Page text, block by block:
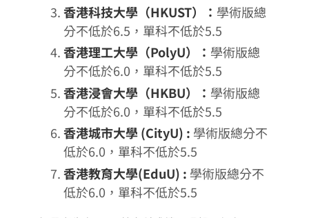
香港科技大學（HKUST）： 學術版總
分不低於6.5，單科不低於5.5
香港理工大學（PolyU）： 學術版總
分不低於6.0，單科不低於5.5
香港浸會大學（HKBU）： 學術版總
分不低於6.0，單科不低於5.5
香港城市大學 (CityU) : 學術版總分不
低於6.0，單科不低於5.5
香港教育大學(EduU) : 學術版總分不
低於6.0，單科不低於5.5